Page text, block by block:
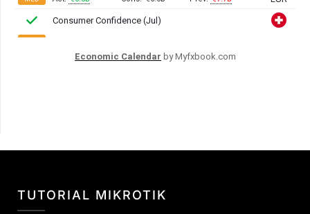
Economic Calendar by Myfxbook.com
TUTORIAL MIKROTIK